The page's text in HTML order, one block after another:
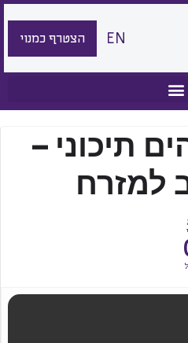
EN הצטרף כמנוי
תיכוני –
למזרח